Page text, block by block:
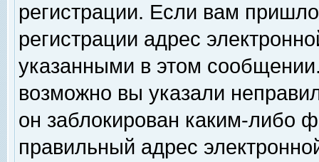
регистрации. Если вам
регистрации адрес
указанными в этом
возможно вы указали
он заблокирован каким-либо
правильный адрес